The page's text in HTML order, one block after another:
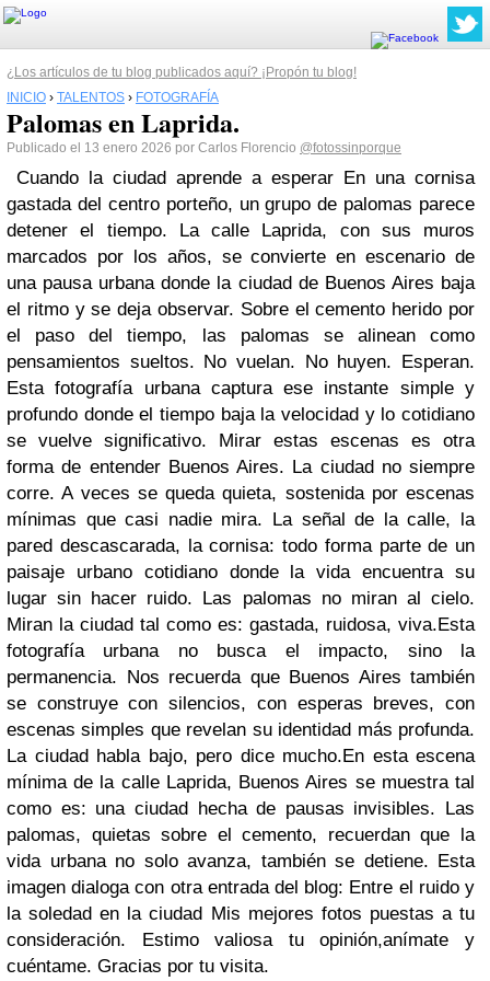
¿Los artículos de tu blog publicados aquí? ¡Propón tu blog!
INICIO › TALENTOS › FOTOGRAFÍA
Palomas en Laprida.
Publicado el 13 enero 2026 por Carlos Florencio @fotossinporque
Cuando la ciudad aprende a esperar En una cornisa
gastada del centro porteño, un grupo de palomas parece
detener el tiempo. La calle Laprida, con sus muros
marcados por los años, se convierte en escenario de
una pausa urbana donde la ciudad de Buenos Aires baja
el ritmo y se deja observar. Sobre el cemento herido por
el paso del tiempo, las palomas se alinean como
pensamientos sueltos. No vuelan. No huyen. Esperan.
Esta fotografía urbana captura ese instante simple y
profundo donde el tiempo baja la velocidad y lo cotidiano
se vuelve significativo. Mirar estas escenas es otra
forma de entender Buenos Aires. La ciudad no siempre
corre. A veces se queda quieta, sostenida por escenas
mínimas que casi nadie mira. La señal de la calle, la
pared descascarada, la cornisa: todo forma parte de un
paisaje urbano cotidiano donde la vida encuentra su
lugar sin hacer ruido. Las palomas no miran al cielo.
Miran la ciudad tal como es: gastada, ruidosa, viva.Esta
fotografía urbana no busca el impacto, sino la
permanencia. Nos recuerda que Buenos Aires también
se construye con silencios, con esperas breves, con
escenas simples que revelan su identidad más profunda.
La ciudad habla bajo, pero dice mucho.En esta escena
mínima de la calle Laprida, Buenos Aires se muestra tal
como es: una ciudad hecha de pausas invisibles. Las
palomas, quietas sobre el cemento, recuerdan que la
vida urbana no solo avanza, también se detiene. Esta
imagen dialoga con otra entrada del blog: Entre el ruido y
la soledad en la ciudad Mis mejores fotos puestas a tu
consideración. Estimo valiosa tu opinión,anímate y
cuéntame. Gracias por tu visita.